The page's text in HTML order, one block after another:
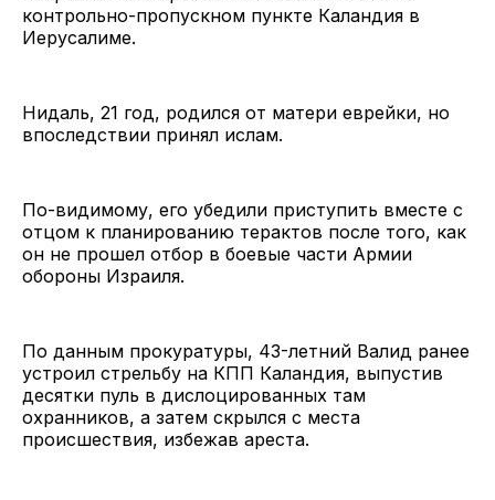
контрольно-пропускном пункте Каландия в
Иерусалиме.
Нидаль, 21 год, родился от матери еврейки, но
впоследствии принял ислам.
По-видимому, его убедили приступить вместе с
отцом к планированию терактов после того, как
он не прошел отбор в боевые части Армии
обороны Израиля.
По данным прокуратуры, 43-летний Валид ранее
устроил стрельбу на КПП Каландия, выпустив
десятки пуль в дислоцированных там
охранников, а затем скрылся с места
происшествия, избежав ареста.